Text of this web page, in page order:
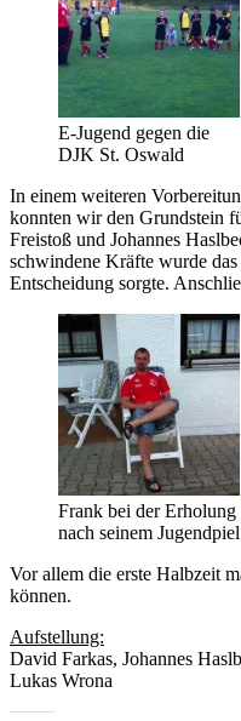
E-Jugend gegen die
DJK St. Oswald
In einem weiteren
konnten wir den Grundstein
Freistoß und Johannes
schwindene Kräfte wurde
Entscheidung sorgte.
Frank bei der Erholung
nach seinem Jugendpiel
Vor allem die erste Halbzeit
können.
Aufstellung:
David Farkas, Johannes
Lukas Wrona